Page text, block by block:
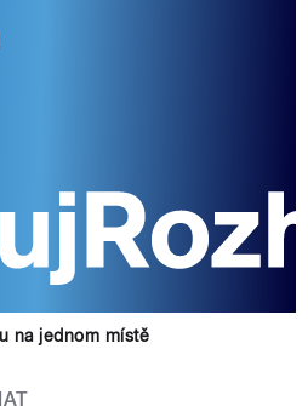
na jednom místě